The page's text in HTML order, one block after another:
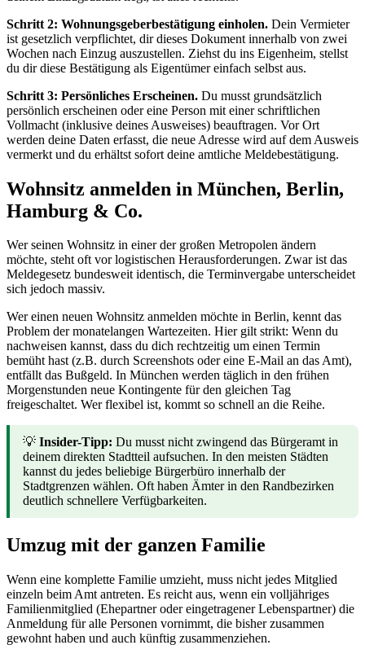
Schritt 2: Wohnungsgeberbestätigung einholen. Dein Vermieter
ist gesetzlich verpflichtet, dir dieses Dokument innerhalb von zwei
Wochen nach Einzug auszustellen. Ziehst du ins Eigenheim, stellst
du dir diese Bestätigung als Eigentümer einfach selbst aus.
Schritt 3: Persönliches Erscheinen. Du musst grundsätzlich
persönlich erscheinen oder eine Person mit einer schriftlichen
Vollmacht (inklusive deines Ausweises) beauftragen. Vor Ort
werden deine Daten erfasst, die neue Adresse wird auf dem Ausweis
vermerkt und du erhältst sofort deine amtliche Meldebestätigung.
Wohnsitz anmelden in München, Berlin,
Hamburg & Co.
Wer seinen Wohnsitz in einer der großen Metropolen ändern
möchte, steht oft vor logistischen Herausforderungen. Zwar ist das
Meldegesetz bundesweit identisch, die Terminvergabe unterscheidet
sich jedoch massiv.
Wer einen neuen Wohnsitz anmelden möchte in Berlin, kennt das
Problem der monatelangen Wartezeiten. Hier gilt strikt: Wenn du
nachweisen kannst, dass du dich rechtzeitig um einen Termin
bemüht hast (z.B. durch Screenshots oder eine E-Mail an das Amt),
entfällt das Bußgeld. In München werden täglich in den frühen
Morgenstunden neue Kontingente für den gleichen Tag
freigeschaltet. Wer flexibel ist, kommt so schnell an die Reihe.
💡 Insider-Tipp: Du musst nicht zwingend das Bürgeramt in
deinem direkten Stadtteil aufsuchen. In den meisten Städten
kannst du jedes beliebige Bürgerbüro innerhalb der
Stadtgrenzen wählen. Oft haben Ämter in den Randbezirken
deutlich schnellere Verfügbarkeiten.
Umzug mit der ganzen Familie
Wenn eine komplette Familie umzieht, muss nicht jedes Mitglied
einzeln beim Amt antreten. Es reicht aus, wenn ein volljähriges
Familienmitglied (Ehepartner oder eingetragener Lebenspartner) die
Anmeldung für alle Personen vornimmt, die bisher zusammen
gewohnt haben und auch künftig zusammenziehen.